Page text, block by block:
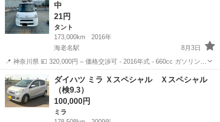
中
21円
タント
173,000km
2016年
海老名駅
8月3日
📍 神奈川県 💴 320,000円 – 価格交渉可 - 2016年式 - 660cc ガソリン車
- オートマチック（AT） - 走行距離：170,000km以上 - 4人乗り - ホワ
イト ...
神奈川 海老名駅
ダイハツ ミラ Ｘスペシャル Ｘスペシャル
（検9.3）
100,000円
ミラ